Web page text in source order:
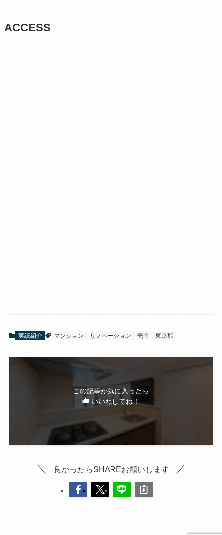
ACCESS
実績紹介 マンション リノベーション 売主 東京都
この記事が気に入ったら
いいねしてね！
良かったらSHAREお願いします